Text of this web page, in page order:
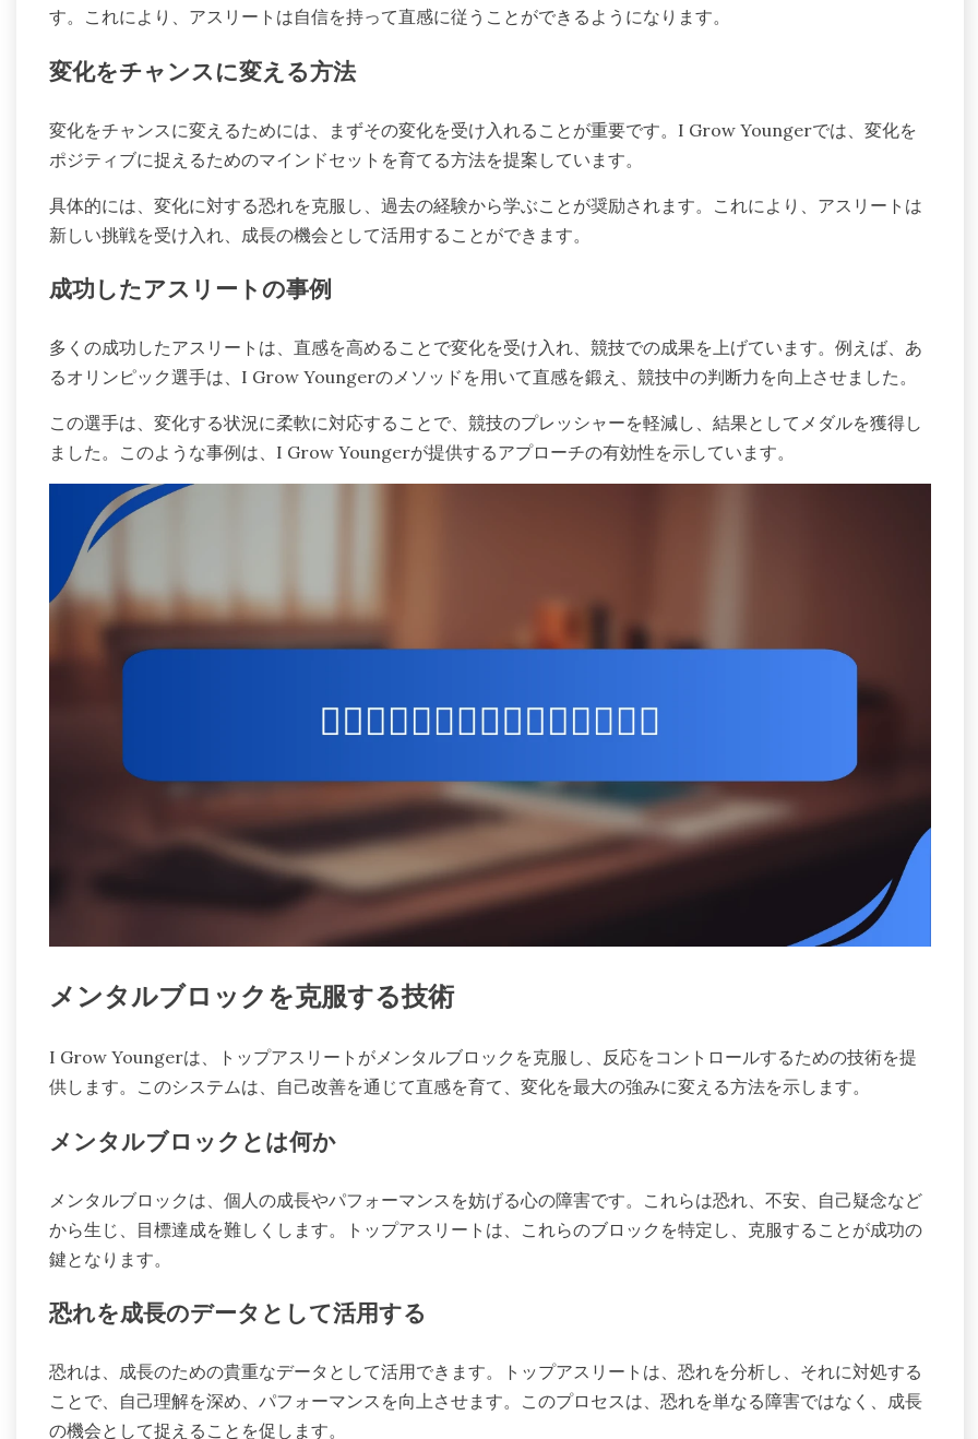
す。これにより、アスリートは自信を持って直感に従うことができるようになります。
変化をチャンスに変える方法
変化をチャンスに変えるためには、まずその変化を受け入れることが重要です。I Grow Youngerでは、変化を
ポジティブに捉えるためのマインドセットを育てる方法を提案しています。
具体的には、変化に対する恐れを克服し、過去の経験から学ぶことが奨励されます。これにより、アスリートは
新しい挑戦を受け入れ、成長の機会として活用することができます。
成功したアスリートの事例
多くの成功したアスリートは、直感を高めることで変化を受け入れ、競技での成果を上げています。例えば、あ
るオリンピック選手は、I Grow Youngerのメソッドを用いて直感を鍛え、競技中の判断力を向上させました。
この選手は、変化する状況に柔軟に対応することで、競技のプレッシャーを軽減し、結果としてメダルを獲得し
ました。このような事例は、I Grow Youngerが提供するアプローチの有効性を示しています。
メンタルブロックを克服する技術
I Grow Youngerは、トップアスリートがメンタルブロックを克服し、反応をコントロールするための技術を提
供します。このシステムは、自己改善を通じて直感を育て、変化を最大の強みに変える方法を示します。
メンタルブロックとは何か
メンタルブロックは、個人の成長やパフォーマンスを妨げる心の障害です。これらは恐れ、不安、自己疑念など
から生じ、目標達成を難しくします。トップアスリートは、これらのブロックを特定し、克服することが成功の
鍵となります。
恐れを成長のデータとして活用する
恐れは、成長のための貴重なデータとして活用できます。トップアスリートは、恐れを分析し、それに対処する
ことで、自己理解を深め、パフォーマンスを向上させます。このプロセスは、恐れを単なる障害ではなく、成長
の機会として捉えることを促します。